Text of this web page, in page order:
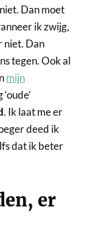
Dan moet
ik zwijg,
niet. Dan
tegen. Ook al
mijn
. Ik laat me er
deed ik
dat ik beter
er